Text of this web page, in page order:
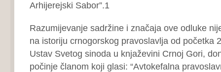
Arhijerejski Sabor”.1
Razumijevanje sadržine i značaja ove odluke
na istoriju crnogorskog pravoslavlja od početka
Ustav Svetog sinoda u knjaževini Crnoj Gori,
počinje članom koji glasi: “Avtokefalna